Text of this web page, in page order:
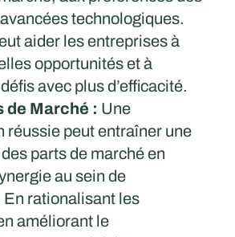
technologiques.
aider les entreprises à
opportunités et à
avec plus d’efficacité.
de Marché : Une
réussie peut entraîner une
parts de marché en
au sein de
En rationalisant les
améliorant le